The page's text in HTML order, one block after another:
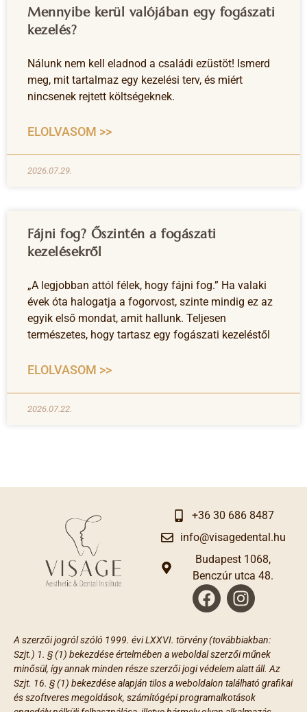
Mennyibe kerül valójában egy fogászati
kezelés?
Nálunk nem kell eladnod a családi ezüstöt! Ismerd
meg, mit tartalmaz egy kezelési terv, és miért
nincsenek rejtett költségeknek.
ELOLVASOM >>
2026.07.29.
Fájni fog? Őszintén a fogászati
kezelésekről
„A legjobban attól félek, hogy fájni fog.” Ha valaki
évek óta halogatja a fogorvost, szinte mindig ez az
egyik első mondat, amit hallunk. Teljesen
természetes, hogy tartasz egy fogászati kezeléstől
ELOLVASOM >>
2026.07.22.
+36 30 686 8487
info@visagedental.hu
Budapest 1068,
Benczúr utca 48.
A szerzői jogról szóló 1999. évi LXXVI. törvény (továbbiakban:
Szjt.) 1. § (1) bekezdése értelmében a weboldal szerzői műnek
minősül, így annak minden része szerzői jogi védelem alatt áll. Az
Szjt. 16. § (1) bekezdése alapján tilos a weboldalon található grafikai
és szoftveres megoldások, számítógépi programalkotások